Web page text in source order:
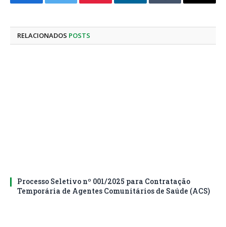
FacebookTwitter Pinterest LinkedInTumblr
E-
RELACIONADOS POSTS
Processo Seletivo nº 001/2025 para Contratação
Temporária de Agentes Comunitários de Saúde (ACS)